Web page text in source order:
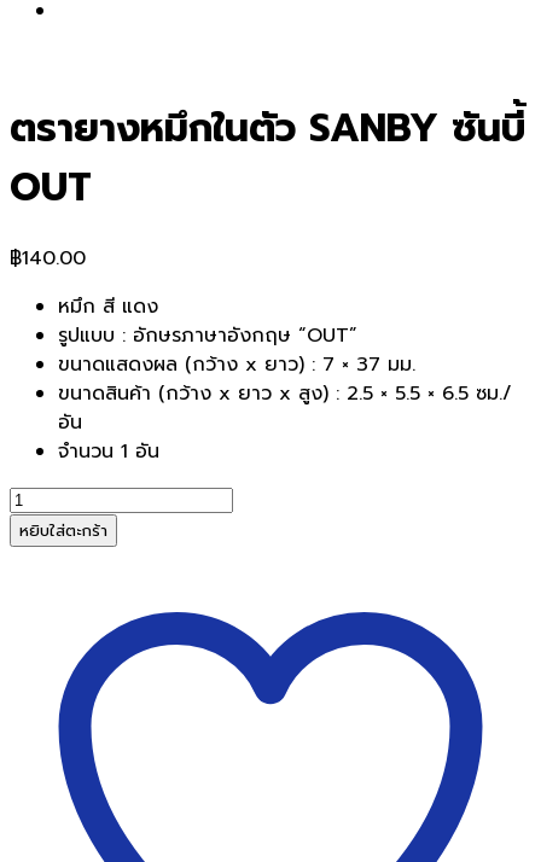
ตรายางหมึกในตัว SANBY ซันบี้
OUT
฿140.00
หมึก สี แดง
รูปแบบ : อักษรภาษาอังกฤษ “OUT”
ขนาดแสดงผล (กว้าง x ยาว) : 7 × 37 มม.
ขนาดสินค้า (กว้าง x ยาว x สูง) : 2.5 × 5.5 × 6.5 ซม./
อัน
จำนวน 1 อัน
จำนวน
ตรายาง
หมึก
หยิบใส่ตะกร้า